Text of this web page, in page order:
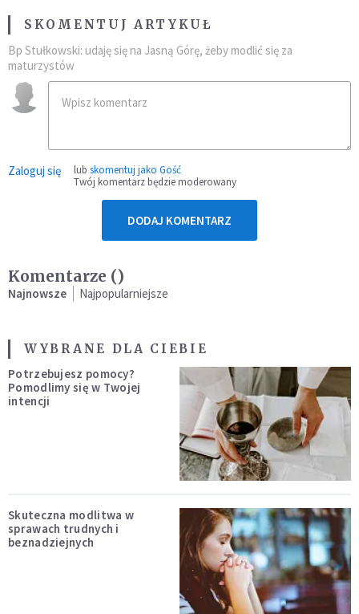
SKOMENTUJ ARTYKUŁ
Bp Stułkowski: udaję się na Jasną Górę, żeby modlić się za
maturzystów
Zaloguj się lub skomentuj jako Gość
Twój komentarz będzie moderowany
DODAJ KOMENTARZ
Komentarze ()
Najnowsze Najpopularniejsze
WYBRANE DLA CIEBIE
Potrzebujesz pomocy?
Pomodlimy się w Twojej
intencji
Skuteczna modlitwa w
sprawach trudnych i
beznadziejnych